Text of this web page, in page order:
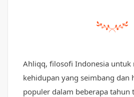
Ahliqq, filosofi Indonesia untuk
kehidupan yang seimbang dan
populer dalam beberapa tahun